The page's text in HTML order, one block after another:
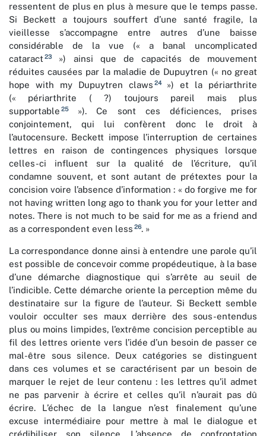
ressentent de plus en plus à mesure que le temps passe.
Si Beckett a toujours souffert d’une santé fragile, la
vieillesse s’accompagne entre autres d’une baisse
considérable de la vue (« a banal uncomplicated
cataract 23») ainsi que de capacités de mouvement
réduites causées par la maladie de Dupuytren (« no great
hope with my Dupuytren claws 24») et la périarthrite
(« périarthrite ( ?) toujours pareil mais plus
supportable 25»). Ce sont ces déficiences, prises
conjointement, qui lui confèrent donc le droit à
l’autocensure. Beckett impose l’interruption de certaines
lettres en raison de contingences physiques lorsque
celles-ci influent sur la qualité de l’écriture, qu’il
condamne souvent, et sont autant de prétextes pour la
concision voire l’absence d’information : « do forgive me for
not having written long ago to thank you for your letter and
notes. There is not much to be said for me as a friend and
as a correspondent even less 26. »
La correspondance donne ainsi à entendre une parole qu’il
est possible de concevoir comme propédeutique, à la base
d’une démarche diagnostique qui s’arrête au seuil de
l’indicible. Cette démarche oriente la perception même du
destinataire sur la figure de l’auteur. Si Beckett semble
vouloir occulter ses maux derrière des sous-entendus
plus ou moins limpides, l’extrême concision perceptible au
fil des lettres oriente vers l’idée d’un besoin de passer ce
mal-être sous silence. Deux catégories se distinguent
dans ces volumes et se caractérisent par un besoin de
marquer le rejet de leur contenu : les lettres qu’il admet
ne pas parvenir à écrire et celles qu’il n’aurait pas dû
écrire. L’échec de la langue n’est finalement qu’une
excuse intermédiaire pour mettre à mal le dialogue et